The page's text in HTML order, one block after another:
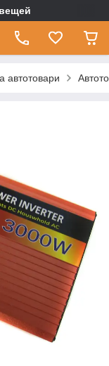
автотовари